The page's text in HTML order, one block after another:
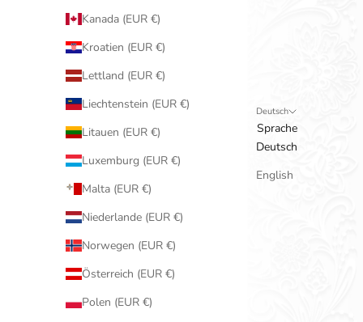
Kanada (EUR €)
Kroatien (EUR €)
Lettland (EUR €)
Liechtenstein (EUR €)
Litauen (EUR €)
Luxemburg (EUR €)
Malta (EUR €)
Niederlande (EUR €)
Norwegen (EUR €)
Österreich (EUR €)
Polen (EUR €)
Deutsch
Sprache
Deutsch
English